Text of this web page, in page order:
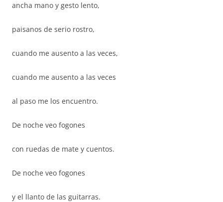
ancha mano y gesto lento,
paisanos de serio rostro,
cuando me ausento a las veces,
cuando me ausento a las veces
al paso me los encuentro.
De noche veo fogones
con ruedas de mate y cuentos.
De noche veo fogones
y el llanto de las guitarras.